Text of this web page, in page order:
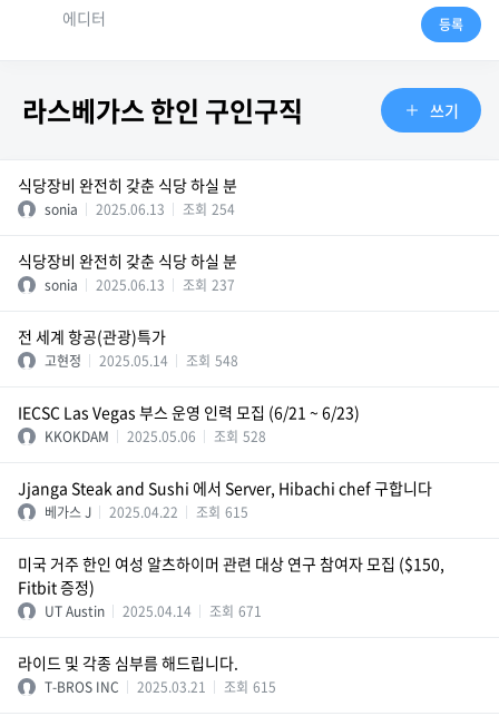
에디터 등록
라스베가스 한인 구인구직 쓰기
식당장비 완전히 갖춘 식당 하실 분
sonia 2025.06.13 조회 254
식당장비 완전히 갖춘 식당 하실 분
sonia 2025.06.13 조회 237
전 세계 항공(관광)특가
고현정 2025.05.14 조회 548
IECSC Las Vegas 부스 운영 인력 모집 (6/21 ~ 6/23)
KKOKDAM 2025.05.06 조회 528
Jjanga Steak and Sushi 에서 Server, Hibachi chef 구합니다
베가스 J 2025.04.22 조회 615
미국 거주 한인 여성 알츠하이머 관련 대상 연구 참여자 모집 ($150,
Fitbit 증정)
UT Austin 2025.04.14 조회 671
라이드 및 각종 심부름 해드립니다.
T-BROS INC 2025.03.21 조회 615